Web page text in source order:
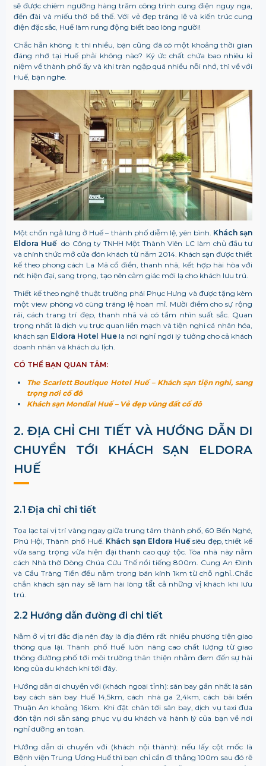
sẽ được chiêm ngưỡng hàng trăm công trình cung điện nguy nga,
đền đài và miếu thờ bề thế. Với vẻ đẹp tráng lệ và kiến trúc cung
điện đặc sắc, Huế làm rung động biết bao lòng người!
Chắc hẳn không ít thì nhiều, bạn cũng đã có một khoảng thời gian
đáng nhớ tại Huế phải không nào? Ký ức chất chứa bao nhiêu kỉ
niệm về thành phố ấy và khi tràn ngập quá nhiều nỗi nhớ, thì về với
Huế, bạn nghe.
Một chốn ngả lưng ở Huế – thành phố diễm lệ, yên bình. Khách sạn
Eldora Huế do Công ty TNHH Một Thành Viên LC làm chủ đầu tư
và chính thức mở cửa đón khách từ năm 2014. Khách sạn được thiết
kế theo phong cách La Mã cổ điển, thanh nhã, kết hợp hài hòa với
nét hiện đại, sang trọng, tạo nên cảm giác mới lạ cho khách lưu trú.
Thiết kế theo nghệ thuật trường phái Phục Hưng và được tặng kèm
một view phòng vô cùng tráng lệ hoàn mĩ. Mười điểm cho sự rộng
rãi, cách trang trí đẹp, thanh nhã và có tầm nhìn suất sắc. Quan
trọng nhất là dịch vụ trực quan liền mạch và tiện nghi cá nhân hóa,
khách sạn Eldora Hotel Huelà nơi nghỉ ngơi lý tưởng cho cả khách
doanh nhân và khách du lịch.
CÓ THỂ BẠN QUAN TÂM:
The Scarlett Boutique Hotel Huế – Khách sạn tiện nghi, sang
trọng nơi cố đô
Khách sạn Mondial Huế – Vẻ đẹp vùng đất cố đô
2. ĐỊA CHỈ CHI TIẾT VÀ HƯỚNG DẪN DI
CHUYỂN TỚI
KHÁCH SẠN ELDORA
HUẾ
2.1 Địa chỉ chi tiết
Tọa lạc tại vị trí vàng ngay giữa trung tâm thành phố, 60 Bến Nghé,
Phú Hội, Thành phố Huế. Khách sạn Eldora Huếsiêu đẹp, thiết kế
vừa sang trọng vừa hiện đại thanh cao quý tộc. Tòa nhà này nằm
cách Nhà thờ Dòng Chúa Cứu Thế nổi tiếng 800m. Cung An Định
và Cầu Tràng Tiền đều nằm trong bán kính 1km từ chỗ nghỉ..Chắc
chắn khách sạn này sẽ làm hài lòng tất cả những vị khách khi lưu
trú.
2.2 Hướng dẫn đường đi chi tiết
Nằm ở vị trí đắc địa nên đây là địa điểm rất nhiều phương tiện giao
thông qua lại. Thành phố Huế luôn nâng cao chất lượng từ giao
thông đường phố tới môi trường thân thiện nhằm đem đến sự hài
lòng của du khách khi tới đây.
Hướng dẫn di chuyển với (khách ngoại tỉnh): sân bay gần nhất là sân
bay cách sân bay Huế 14,5km, cách nhà ga 2,4km, cách bãi biển
Thuận An khoảng 16km. Khi đặt chân tới sân bay, dịch vụ taxi đưa
đón tận nơi sẵn sàng phục vụ du khách và hành lý của bạn về nơi
nghỉ dưỡng an toàn.
Hướng dẫn di chuyển với (khách nội thành): nếu lấy cột mốc là
Bệnh viện Trung Ương Huế thì bạn chỉ cần đi thẳng 100m sau đó rẽ